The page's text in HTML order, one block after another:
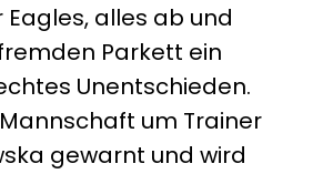
alles ab und
Parkett ein
Unentschieden.
um Trainer
gewarnt und wird